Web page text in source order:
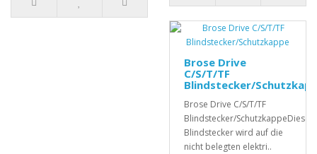
Brose Drive
C/S/T/TF
Blindstecker/
Brose Drive C/S/T/TF
Blindstecker/SchutzkappeDieser
Blindstecker wird auf die
nicht belegten elektri..